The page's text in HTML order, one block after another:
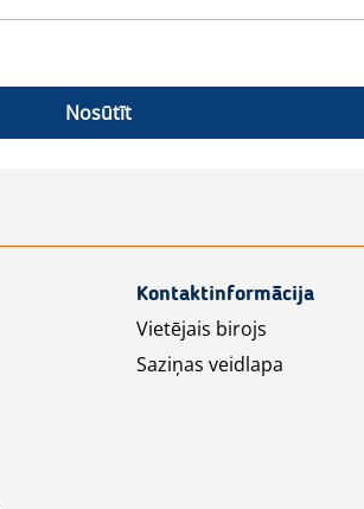
Nosūtīt
Kontaktinformācija
Vietējais birojs
Saziņas veidlapa